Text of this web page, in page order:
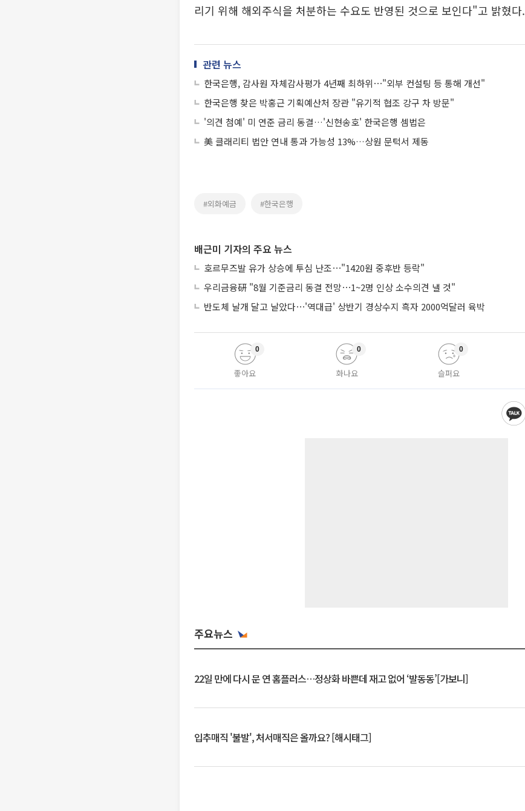
리기 위해 해외주식을 처분하는 수요도 반영된 것으로 보인다"고 밝혔다.
관련 뉴스
한국은행, 감사원 자체감사평가 4년째 최하위⋯"외부 컨설팅 등 통해 개선"
한국은행 찾은 박홍근 기획예산처 장관 "유기적 협조 강구 차 방문"
'의견 첨예' 미 연준 금리 동결…'신현송호' 한국은행 셈법은
美 클래리티 법안 연내 통과 가능성 13%…상원 문턱서 제동
#외화예금 #한국은행
배근미 기자의 주요 뉴스
호르무즈발 유가 상승에 투심 난조⋯"1420원 중후반 등락"
우리금융硏 "8월 기준금리 동결 전망⋯1~2명 인상 소수의견 낼 것"
반도체 날개 달고 날았다⋯'역대급' 상반기 경상수지 흑자 2000억달러 육박
좋아요
0
화나요
0
슬퍼요
0
주요뉴스
22일 만에 다시 문 연 홈플러스…정상화 바쁜데 재고 없어 ‘발동동’[가보니]
입추매직 '불발', 처서매직은 올까요? [해시태그]